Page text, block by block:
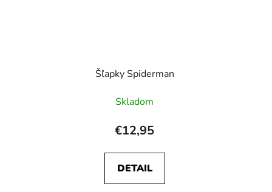
Šľapky Spiderman
Skladom
€12,95
DETAIL